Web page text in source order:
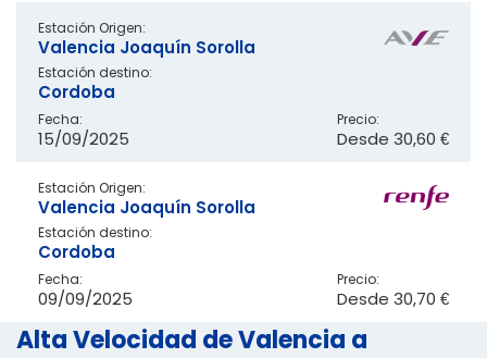
Estación Origen:
Valencia Joaquín Sorolla
Estación destino:
Cordoba
Fecha:
15/09/2025
Precio:
Desde 30,60 €
Estación Origen:
Valencia Joaquín Sorolla
Estación destino:
Cordoba
Fecha:
09/09/2025
Precio:
Desde 30,70 €
Alta Velocidad de Valencia a